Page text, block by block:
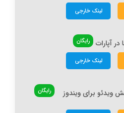
لینک خارجی
در آپارات رایگان
لینک خارجی
ویدئو برای ویندوز رایگان